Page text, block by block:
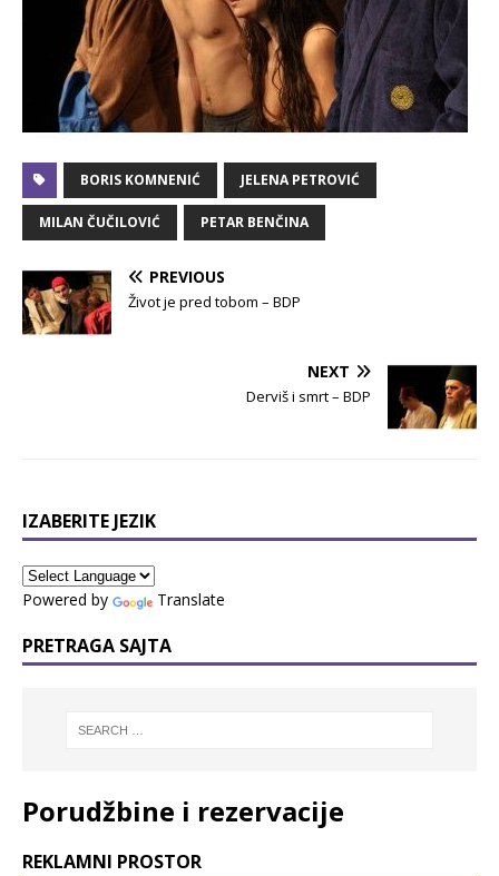
BORIS KOMNENIĆ JELENA PETROVIĆ
MILAN ČUČILOVIĆ PETAR BENČINA
PREVIOUS
Život je pred tobom – BDP
NEXT
Derviš i smrt – BDP
IZABERITE JEZIK
Powered by Translate
PRETRAGA SAJTA
Porudžbine i rezervacije
REKLAMNI PROSTOR